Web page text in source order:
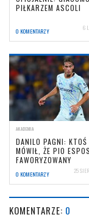
PIŁKARZEM ASCOLI
0 KOMENTARZY 6
AKADEMIA
DANILO PAGNI: KTOŚ
MÓWIŁ, ŻE PIO
FAWORYZOWANY
0 KOMENTARZY 25
KOMENTARZE: 0